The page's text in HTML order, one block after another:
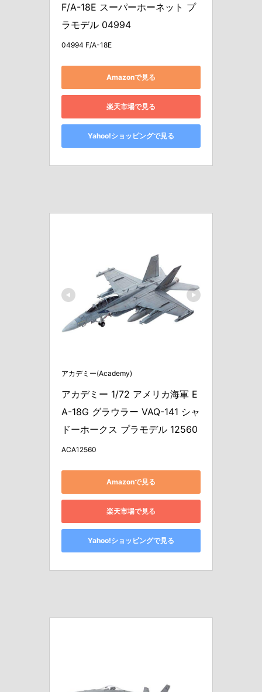
F/A-18E スーパーホーネット プ
ラモデル 04994
04994 F/A-18E
Amazonで見る
楽天市場で見る
Yahoo!ショッピングで見る
アカデミー(Academy)
アカデミー 1/72 アメリカ海軍 E
A-18G グラウラー VAQ-141 シャ
ドーホークス プラモデル 12560
ACA12560
Amazonで見る
楽天市場で見る
Yahoo!ショッピングで見る